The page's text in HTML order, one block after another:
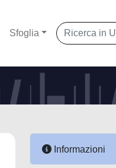
Sfoglia
Informazioni